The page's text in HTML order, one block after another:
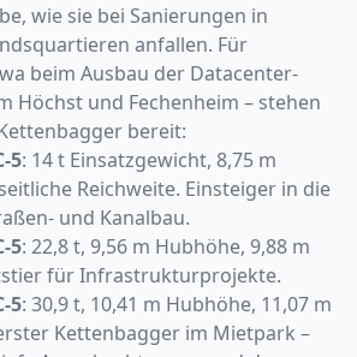
wie sie bei Sanierungen in
anfallen. Für
beim Ausbau der Datacenter-
Höchst und Fechenheim – stehen
bereit:
5: 14 t Einsatzgewicht, 8,75 m
Reichweite. Einsteiger in die
und Kanalbau.
5: 22,8 t, 9,56 m Hubhöhe, 9,88 m
für Infrastrukturprojekte.
5: 30,9 t, 10,41 m Hubhöhe, 11,07 m
Kettenbagger im Mietpark –